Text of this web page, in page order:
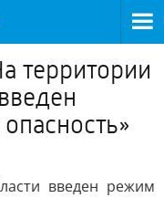
территории
введен режим